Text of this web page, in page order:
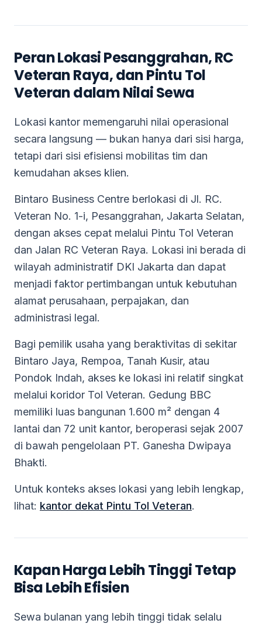
Peran Lokasi Pesanggrahan, RC
Veteran Raya, dan Pintu Tol
Veteran dalam Nilai Sewa
Lokasi kantor memengaruhi nilai operasional
secara langsung — bukan hanya dari sisi harga,
tetapi dari sisi efisiensi mobilitas tim dan
kemudahan akses klien.
Bintaro Business Centre berlokasi di Jl. RC.
Veteran No. 1-i, Pesanggrahan, Jakarta Selatan,
dengan akses cepat melalui Pintu Tol Veteran
dan Jalan RC Veteran Raya. Lokasi ini berada di
wilayah administratif DKI Jakarta dan dapat
menjadi faktor pertimbangan untuk kebutuhan
alamat perusahaan, perpajakan, dan
administrasi legal.
Bagi pemilik usaha yang beraktivitas di sekitar
Bintaro Jaya, Rempoa, Tanah Kusir, atau
Pondok Indah, akses ke lokasi ini relatif singkat
melalui koridor Tol Veteran. Gedung BBC
memiliki luas bangunan 1.600 m² dengan 4
lantai dan 72 unit kantor, beroperasi sejak 2007
di bawah pengelolaan PT. Ganesha Dwipaya
Bhakti.
Untuk konteks akses lokasi yang lebih lengkap,
lihat: kantor dekat Pintu Tol Veteran.
Kapan Harga Lebih Tinggi Tetap
Bisa Lebih Efisien
Sewa bulanan yang lebih tinggi tidak selalu